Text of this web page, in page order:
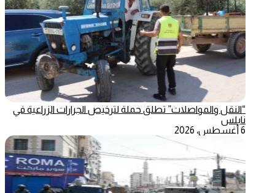
“النقل والمواصلات” تطلق حملة لترخيص الجرارات الزراعية في
نابلس
6 أغسطس، 2026